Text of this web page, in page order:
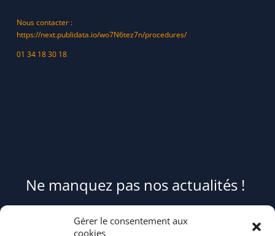
Gérer le consentement aux
cookies
Nous contacter :
https://next.publidata.io/wo7N6tez7n/procedures/
01 34 18 30 18
Ne manquez pas nos actualités !
conseils et astuces pour mieux trier et réduire vos déchets,